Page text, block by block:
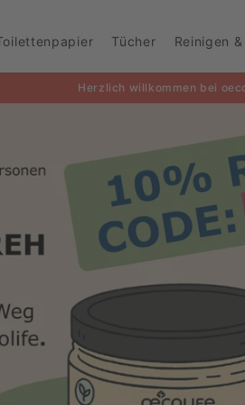
Tücher Reinigen
Herzlich willkommen bei